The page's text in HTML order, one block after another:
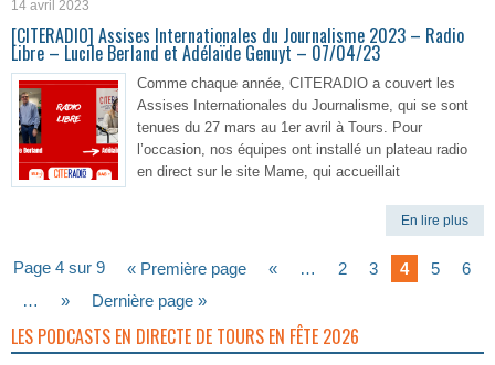
14 avril 2023
[CITERADIO] Assises Internationales du Journalisme 2023 – Radio
Libre – Lucile Berland et Adélaïde Genuyt – 07/04/23
Comme chaque année, CITERADIO a couvert les
Assises Internationales du Journalisme, qui se sont
tenues du 27 mars au 1er avril à Tours. Pour
l’occasion, nos équipes ont installé un plateau radio
en direct sur le site Mame, qui accueillait
En lire plus
Page 4 sur 9 « Première page « … 2 3 4 5
6
…
» Dernière page »
LES PODCASTS EN DIRECTE DE TOURS EN FÊTE 2026